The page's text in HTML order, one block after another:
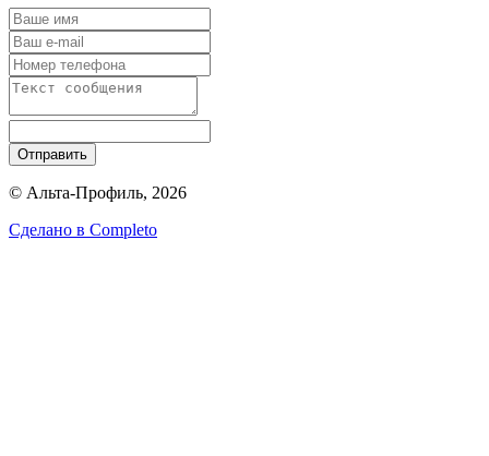
Отправить
© Альта-Профиль, 2026
Сделано в Completo